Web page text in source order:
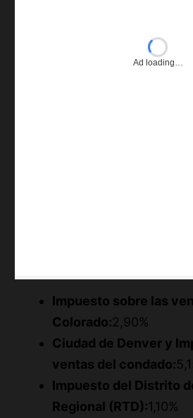
Ciudad de Denver y
Impuesto del Distrito